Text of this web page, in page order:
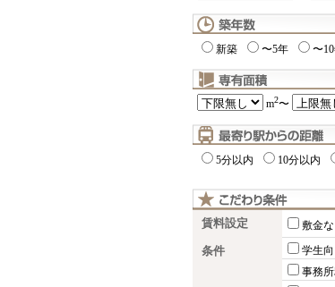
新築 〜5年 〜
m2〜
5分以内 10分以内
賃料設定 敷金な
条件 学生向
事務所